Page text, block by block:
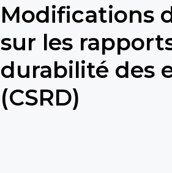
Modifications
sur les
durabilité des
(CSRD)